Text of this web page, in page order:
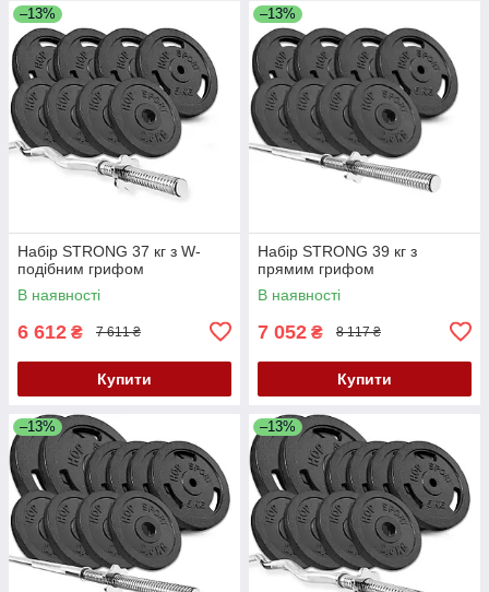
–13%
Набір STRONG 37 кг з W-
подібним грифом
В наявності
6 612 ₴ 7 611 ₴
Купити
–13%
Набір STRONG 39 кг з
прямим грифом
В наявності
7 052 ₴ 8 117 ₴
Купити
–13% –13%